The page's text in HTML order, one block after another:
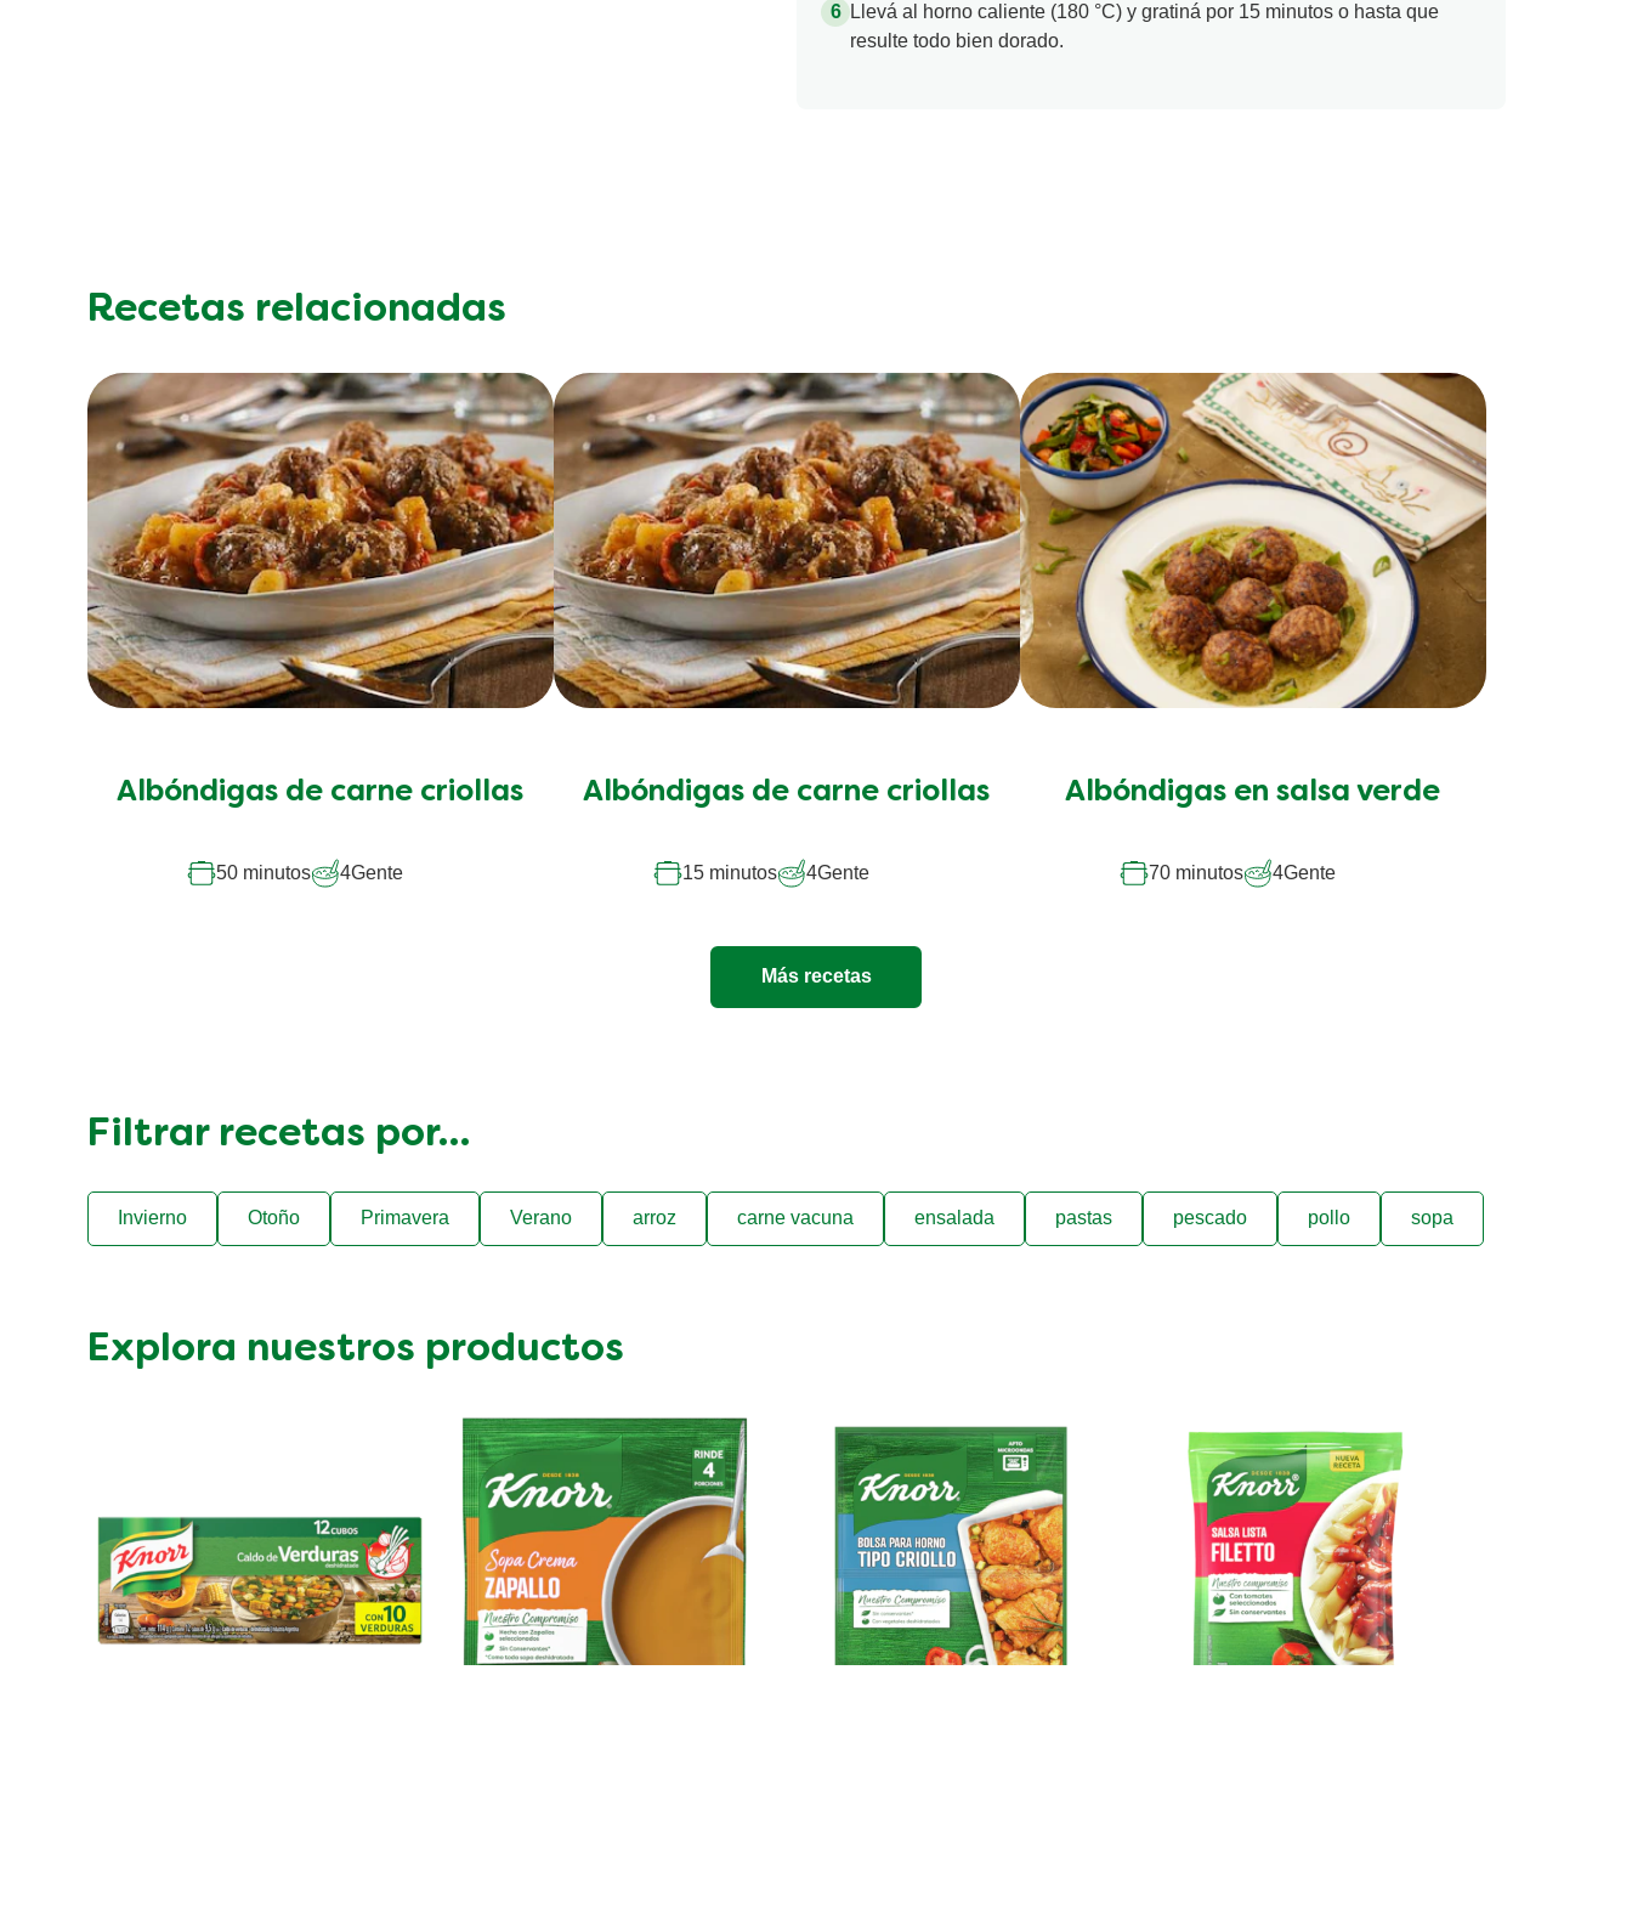
Llevá al horno caliente (180 °C) y gratiná por 15 minutos o hasta que
resulte todo bien dorado.
Recetas relacionadas
Albóndigas de carne criollas
50 minutos 4Gente
Albóndigas de carne criollas
15 minutos 4Gente
Albóndigas en salsa verde
70 minutos 4Gente
Más recetas
Filtrar recetas por…
Invierno Otoño Primavera Verano arroz carne vacuna ensalada pastas pescado pollo sopa
Explora nuestros productos